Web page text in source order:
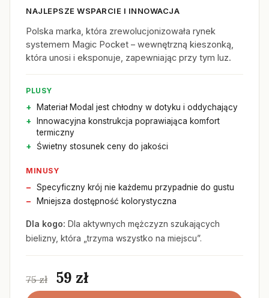
NAJLEPSZE WSPARCIE I INNOWACJA
Polska marka, która zrewolucjonizowała rynek
systemem Magic Pocket – wewnętrzną kieszonką,
która unosi i eksponuje, zapewniając przy tym luz.
PLUSY
Materiał Modal jest chłodny w dotyku i oddychający
Innowacyjna konstrukcja poprawiająca komfort
termiczny
Świetny stosunek ceny do jakości
MINUSY
Specyficzny krój nie każdemu przypadnie do gustu
Mniejsza dostępność kolorystyczna
Dla kogo: Dla aktywnych mężczyzn szukających
bielizny, która „trzyma wszystko na miejscu”.
75 zł 59 zł